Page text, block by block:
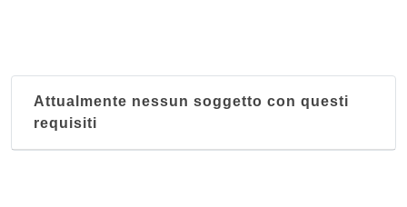
Attualmente nessun soggetto con questi
requisiti